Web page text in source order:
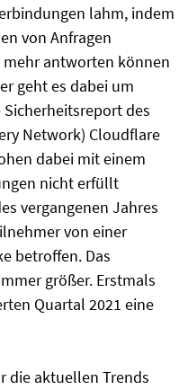
lahm, indem
von Anfragen
antworten können
geht es dabei um
des
Network) Cloudflare
dabei mit einem
nicht erfüllt
vergangenen Jahres
von einer
betroffen. Das
größer. Erstmals
Quartal 2021 eine
die aktuellen Trends